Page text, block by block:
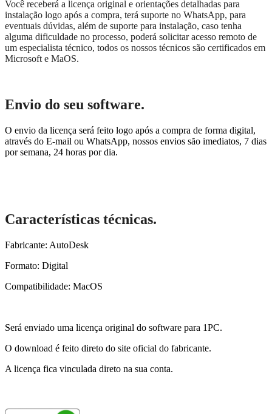
Você receberá a licença original e orientações detalhadas para
instalação logo após a compra, terá suporte no WhatsApp, para
eventuais dúvidas, além de suporte para instalação, caso tenha
alguma dificuldade no processo, poderá solicitar acesso remoto de
um especialista técnico, todos os nossos técnicos são certificados em
Microsoft e MaOS.
Envio do seu software.
O envio da licença será feito logo após a compra de forma digital,
através do E-mail ou WhatsApp, nossos envios são imediatos, 7 dias
por semana, 24 horas por dia.
Características técnicas.
Fabricante: AutoDesk
Formato: Digital
Compatibilidade: MacOS
Será enviado uma licença original do software para 1PC.
O download é feito direto do site oficial do fabricante.
A licença fica vinculada direto na sua conta.